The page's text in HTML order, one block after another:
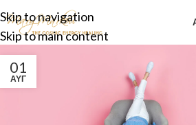
Skip to navigation
Skip to main content
01
ΑΥΓ